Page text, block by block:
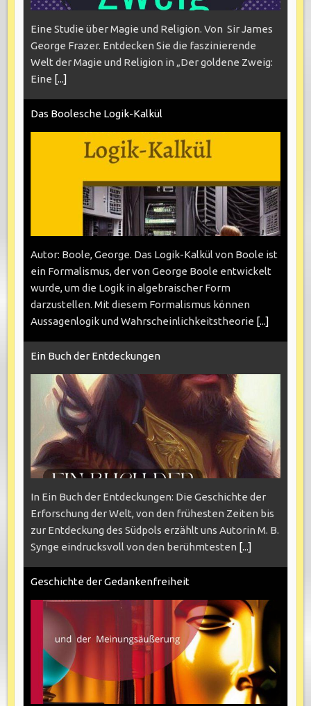
Eine Studie über Magie und Religion. Von Sir James
George Frazer. Entdecken Sie die faszinierende
Welt der Magie und Religion in „Der goldene Zweig:
Eine [...]
Das Boolesche Logik-Kalkül
Autor: Boole, George. Das Logik-Kalkül von Boole ist
ein Formalismus, der von George Boole entwickelt
wurde, um die Logik in algebraischer Form
darzustellen. Mit diesem Formalismus können
Aussagenlogik und Wahrscheinlichkeitstheorie [...]
Ein Buch der Entdeckungen
In Ein Buch der Entdeckungen: Die Geschichte der
Erforschung der Welt, von den frühesten Zeiten bis
zur Entdeckung des Südpols erzählt uns Autorin M. B.
Synge eindrucksvoll von den berühmtesten [...]
Geschichte der Gedankenfreiheit